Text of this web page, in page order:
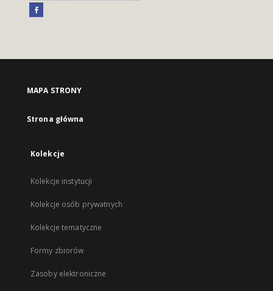
MAPA STRONY
Strona główna
Kolekcje
Kolekcje instytucji
Kolekcje osób prywatnych
Kolekcje tematyczne
Formy zbiorów
Zasoby elektroniczne